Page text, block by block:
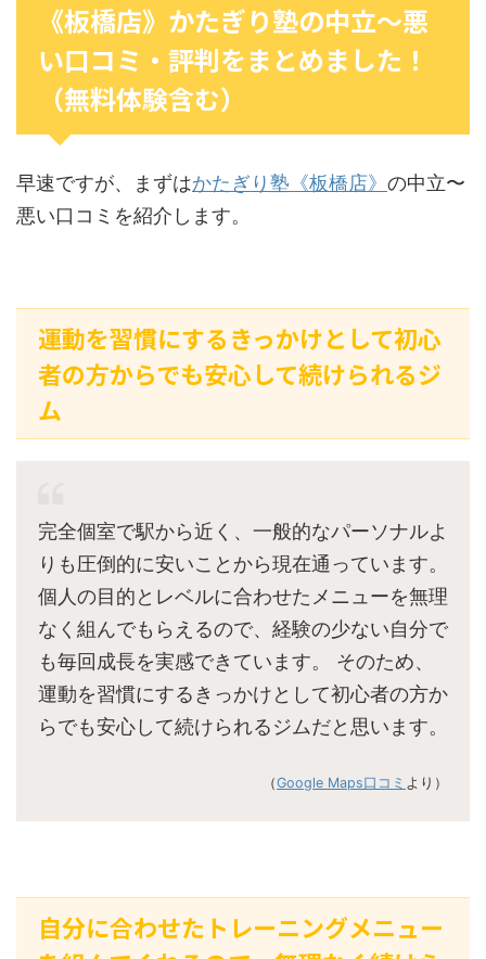
《板橋店》かたぎり塾の中立〜悪
い口コミ・評判をまとめました！
（無料体験含む）
早速ですが、まずはかたぎり塾《板橋店》 の中立〜
悪い口コミを紹介します。
運動を習慣にするきっかけとして初心
者の方からでも安心して続けられるジ
ム
完全個室で駅から近く、一般的なパーソナルよ
りも圧倒的に安いことから現在通っています。
個人の目的とレベルに合わせたメニューを無理
なく組んでもらえるので、経験の少ない自分で
も毎回成長を実感できています。 そのため、
運動を習慣にするきっかけとして初心者の方か
らでも安心して続けられるジムだと思います。
（Google Maps口コミ より）
自分に合わせたトレーニングメニュー